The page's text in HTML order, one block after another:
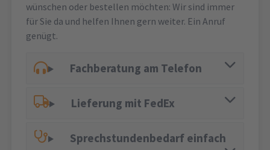
wünschen oder bestellen möchten: Wir sind immer
für Sie da und helfen Ihnen gern weiter. Ein Anruf
genügt.
Fachberatung am Telefon
Lieferung mit FedEx
Sprechstundenbedarf einfach